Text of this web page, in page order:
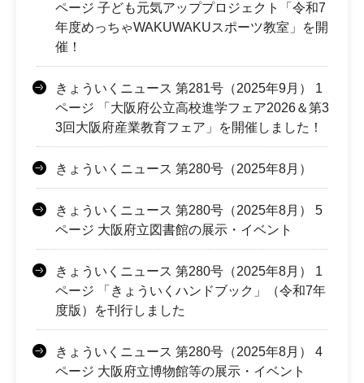
ページ 子ども元気アッププロジェクト「令和7
年度めっちゃWAKUWAKUスポーツ教室」を開
催！
きょういくニュース 第281号（2025年9月） 1
ページ 「大阪府公立高校進学フェア2026＆第3
3回大阪府産業教育フェア」を開催しました！
きょういくニュース 第280号（2025年8月）
きょういくニュース 第280号（2025年8月） 5
ページ 大阪府立図書館の展示・イベント
きょういくニュース 第280号（2025年8月） 1
ページ 「きょういくハンドブック」（令和7年
度版）を刊行しました
きょういくニュース 第280号（2025年8月） 4
ページ 大阪府立博物館等の展示・イベント